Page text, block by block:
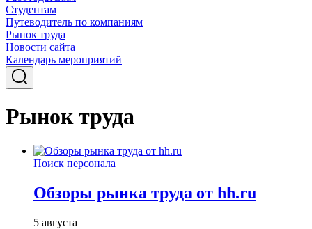
Студентам
Путеводитель по компаниям
Рынок труда
Новости сайта
Календарь мероприятий
Рынок труда
Поиск персонала
Обзоры рынка труда от hh.ru
5 августа